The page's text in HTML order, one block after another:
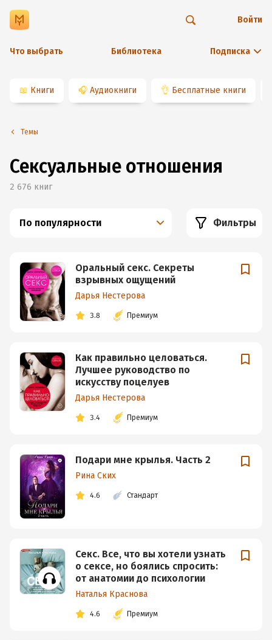
Что выбрать Библиотека Подписка
Войти
📖 Книги 🎧 Аудиокниги 👌 Бесплатные книги
Темы
Сексуальные отношения
2 676 книг
По популярности Фильтры
Оральный секс. Секреты
взрывных ощущений
Дарья Нестерова
3.8 Премиум
Как правильно целоваться.
Лучшее руководство по
искусству поцелуев
Дарья Нестерова
3.4 Премиум
Подари мне крылья. Часть 2
Рина Ских
4.6 Стандарт
Секс. Все, что вы хотели узнать
о сексе, но боялись спросить:
от анатомии до психологии
Наталья Краснова
4.6 Премиум